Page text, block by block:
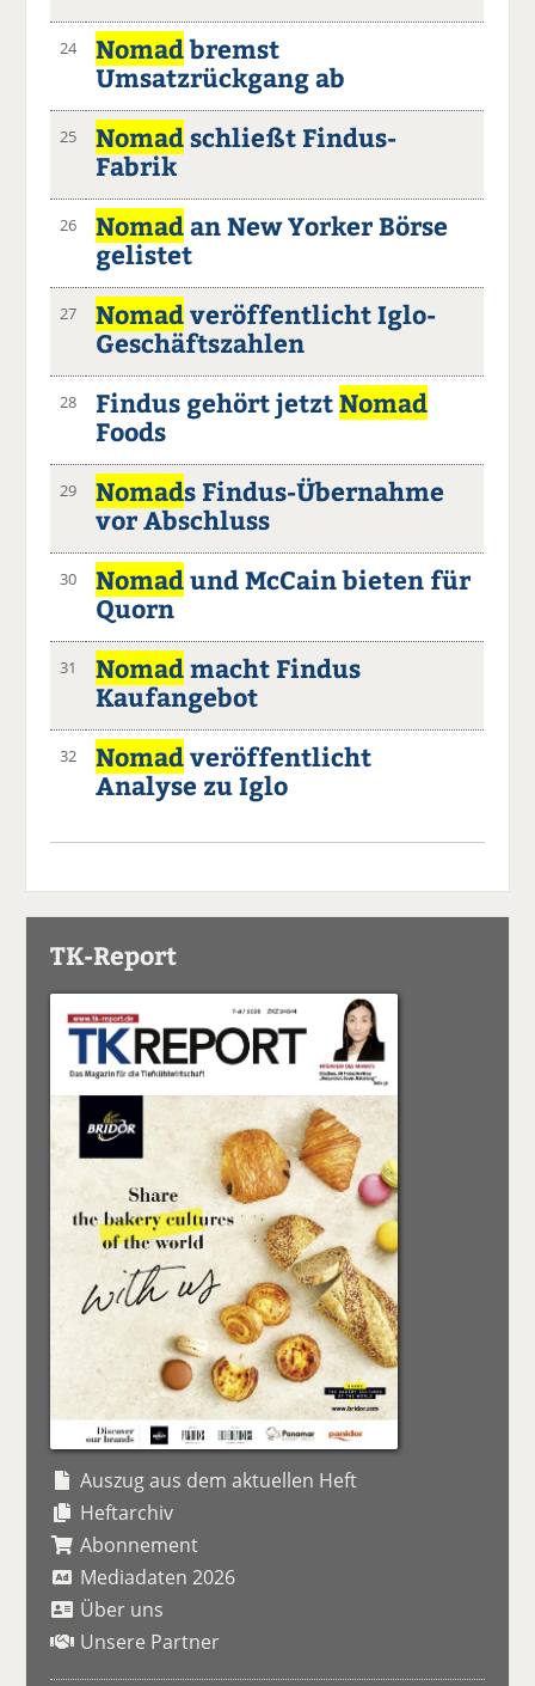
24 Nomadbremst
Umsatzrückgang ab
25 Nomadschließt Findus-
Fabrik
26 Nomadan New Yorker Börse
gelistet
27 Nomadveröffentlicht Iglo-
Geschäftszahlen
28 Findus gehört jetztNomad
Foods
29 Nomads Findus-Übernahme
vor Abschluss
30 Nomadund McCain bieten für
Quorn
31 Nomadmacht Findus
Kaufangebot
32 Nomadveröffentlicht
Analyse zu Iglo
TK-Report
Auszug aus dem aktuellen Heft
Heftarchiv
Abonnement
Mediadaten 2026
Über uns
Unsere Partner